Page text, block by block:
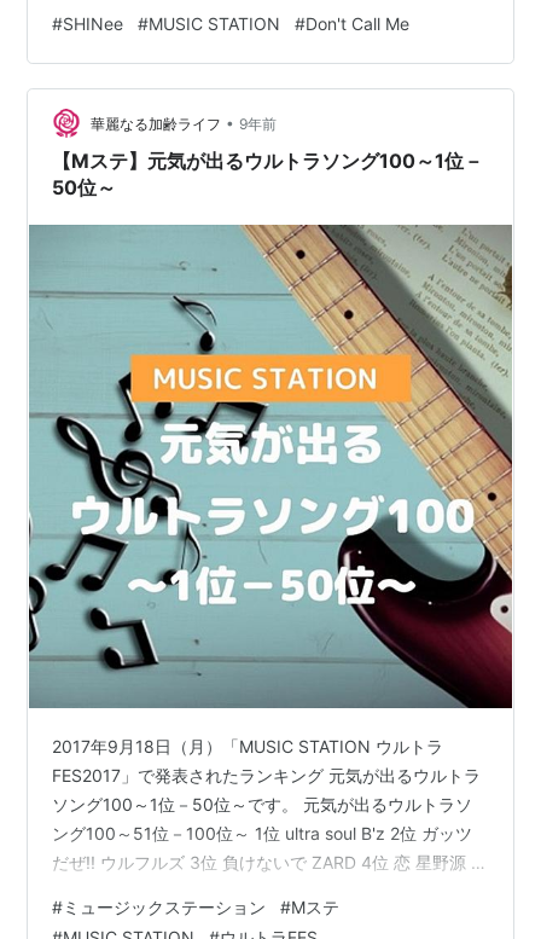
さくらガール/「NEWS」
ランデヴー/YUKI
花鳥風月/レミオロメン
Troublemaker/「嵐」
そんな名前 欲しくないよ
/IMALU
ハマナスの花/Galileo Galilei
永遠より ながく/倉木麻衣
Best Friend/西野カナ
2010年2月
2010-02-19
桜の栞/AKB48
近藤真彦
ガチ桜
/湘南乃風
勝ち戦 /東京事変
まもりたい 〜White Wishes〜/BoA
だろうなと 思うと、 シンプルに 日本のテレビ番組に出
てる SHINeeをリアルタイムで 味わいたかった。 ってこ
となんだと思います。 正直、こんなにテンションが 上が
ると昨日の今頃は 思ってなかった😅 中継だし、他のKポ
ドル達が そうなように、日本の歌番組の 独…
#SHINee #MUSIC STATION #Don't Call Me
華麗なる加齢ライフ • 9年前
【Mステ】元気が出るウルトラソング100～1位－
50位～
2017年9月18日（月）「MUSIC STATION ウルトラ
FES2017」で発表されたランキング 元気が出るウルトラ
ソング100～1位－50位～です。 元気が出るウルトラソ
ング100～51位－100位～ 1位 ultra soul B'z 2位 ガッツ
だぜ!! ウルフルズ 3位 負けないで ZARD 4位 恋 星野源 5
7位 世界で一つだけの花 SMAP 8位 キセキ GReeeeN 9位
#ミュージックステーション #Mステ